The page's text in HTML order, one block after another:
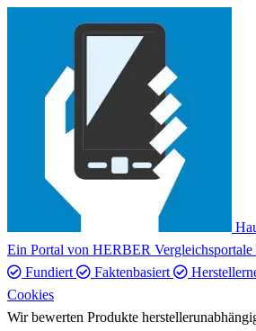
Ein Portal von HERBER Vergleichsportale
Fundiert
Faktenbasiert
Cookies
Wir bewerten Produkte